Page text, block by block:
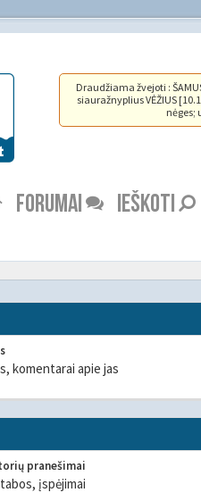
Draudžiama žvejoti :
siauražnyplius VĖŽIUS
nėges;
FORUMAI IEŠKOTI
komentarai apie jas
pranešimai
įspėjimai